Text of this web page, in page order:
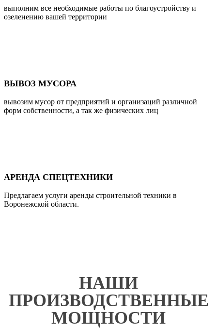
выполним все необходимые работы по благоустройству и
озеленению вашей территории
ВЫВОЗ МУСОРА
вывозим мусор от предприятий и организаций различной
форм собственности, а так же физических лиц
АРЕНДА СПЕЦТЕХНИКИ
Предлагаем услуги аренды строительной техники в
Воронежской области.
НАШИ
ПРОИЗВОДСТВЕННЫЕ
МОЩНОСТИ